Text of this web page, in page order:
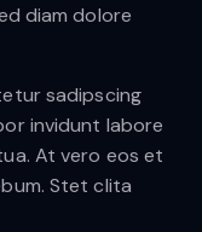
diam dolore
sadipscing
invidunt labore
At vero eos et
Stet clita